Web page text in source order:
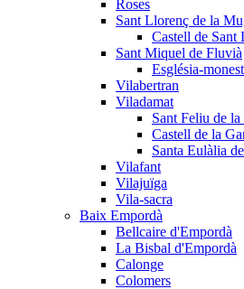
Roses
Sant Llorenç de la
Castell de Sant
Sant Miquel de Fluvià
Església-
Vilabertran
Viladamat
Sant Feliu de
Castell de la
Santa Eulàlia
Vilafant
Vilajuïga
Vila-sacra
Baix Empordà
Bellcaire d'Empordà
La Bisbal d'Empordà
Calonge
Colomers